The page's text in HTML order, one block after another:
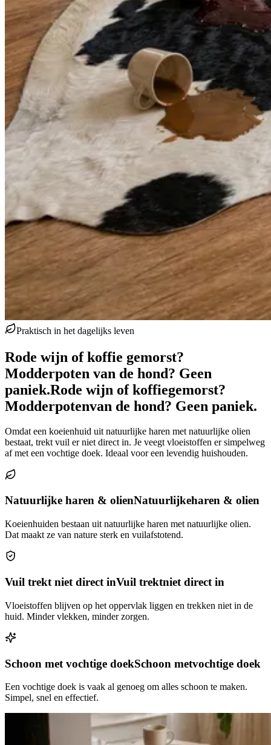
Praktisch in het dagelijks leven
Rode wijn of koffie gemorst?
Modderpoten van de hond? Geen
paniek.Rode wijn of koffiegemorst?
Modderpotenvan de hond? Geen paniek.
Omdat een koeienhuid uit natuurlijke haren met natuurlijke olien
bestaat, trekt vuil er niet direct in. Je veegt vloeistoffen er simpelweg
af met een vochtige doek. Ideaal voor een levendig huishouden.
Natuurlijke haren & olienNatuurlijkeharen & olien
Koeienhuiden bestaan uit natuurlijke haren met natuurlijke olien.
Dat maakt ze van nature sterk en vuilafstotend.
Vuil trekt niet direct inVuil trektniet direct in
Vloeistoffen blijven op het oppervlak liggen en trekken niet in de
huid. Minder vlekken, minder zorgen.
Schoon met vochtige doekSchoon metvochtige doek
Een vochtige doek is vaak al genoeg om alles schoon te maken.
Simpel, snel en effectief.